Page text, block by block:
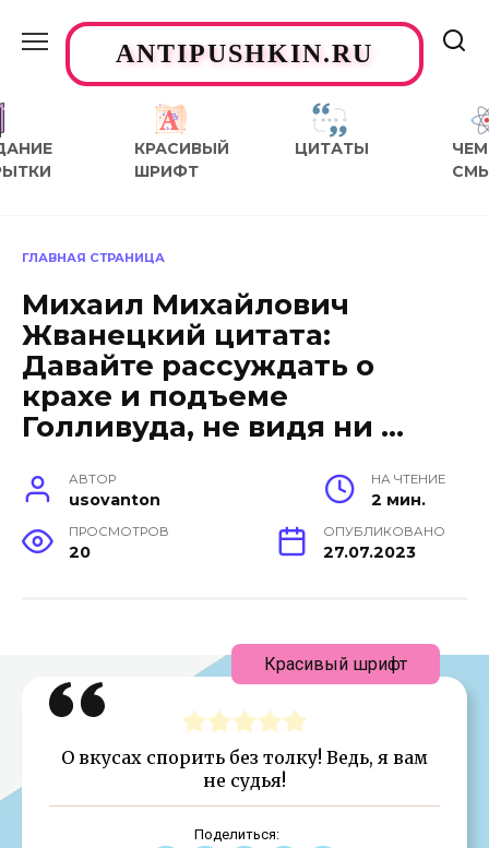
содержаниюANTIPUSHKIN.RU
КРАСИВЫЙ
ШРИФТ
ЦИТАТЫ
ЧЕМ
ГЛАВНАЯ СТРАНИЦА
Михаил Михайлович
Жванецкий цитата:
Давайте рассуждать о
крахе и подъеме
Голливуда, не видя ни …
АВТОР
usovanton
НА ЧТЕНИЕ
2 мин.
ПРОСМОТРОВ
20
ОПУБЛИКОВАНО
27.07.2023
О вкусах спорить без толку! Ведь, я вам
не судья!
Поделиться:
Красивый шрифт